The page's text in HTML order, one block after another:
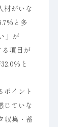
材がいな
と多
」が
項目が
％と
ポイント
じていな
収集・蓄